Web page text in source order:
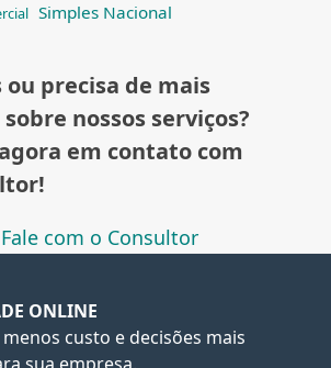
Simples Nacional
ou precisa de mais
nossos serviços?
em contato com
Fale com o Consultor
ONLINE
custo e decisões mais